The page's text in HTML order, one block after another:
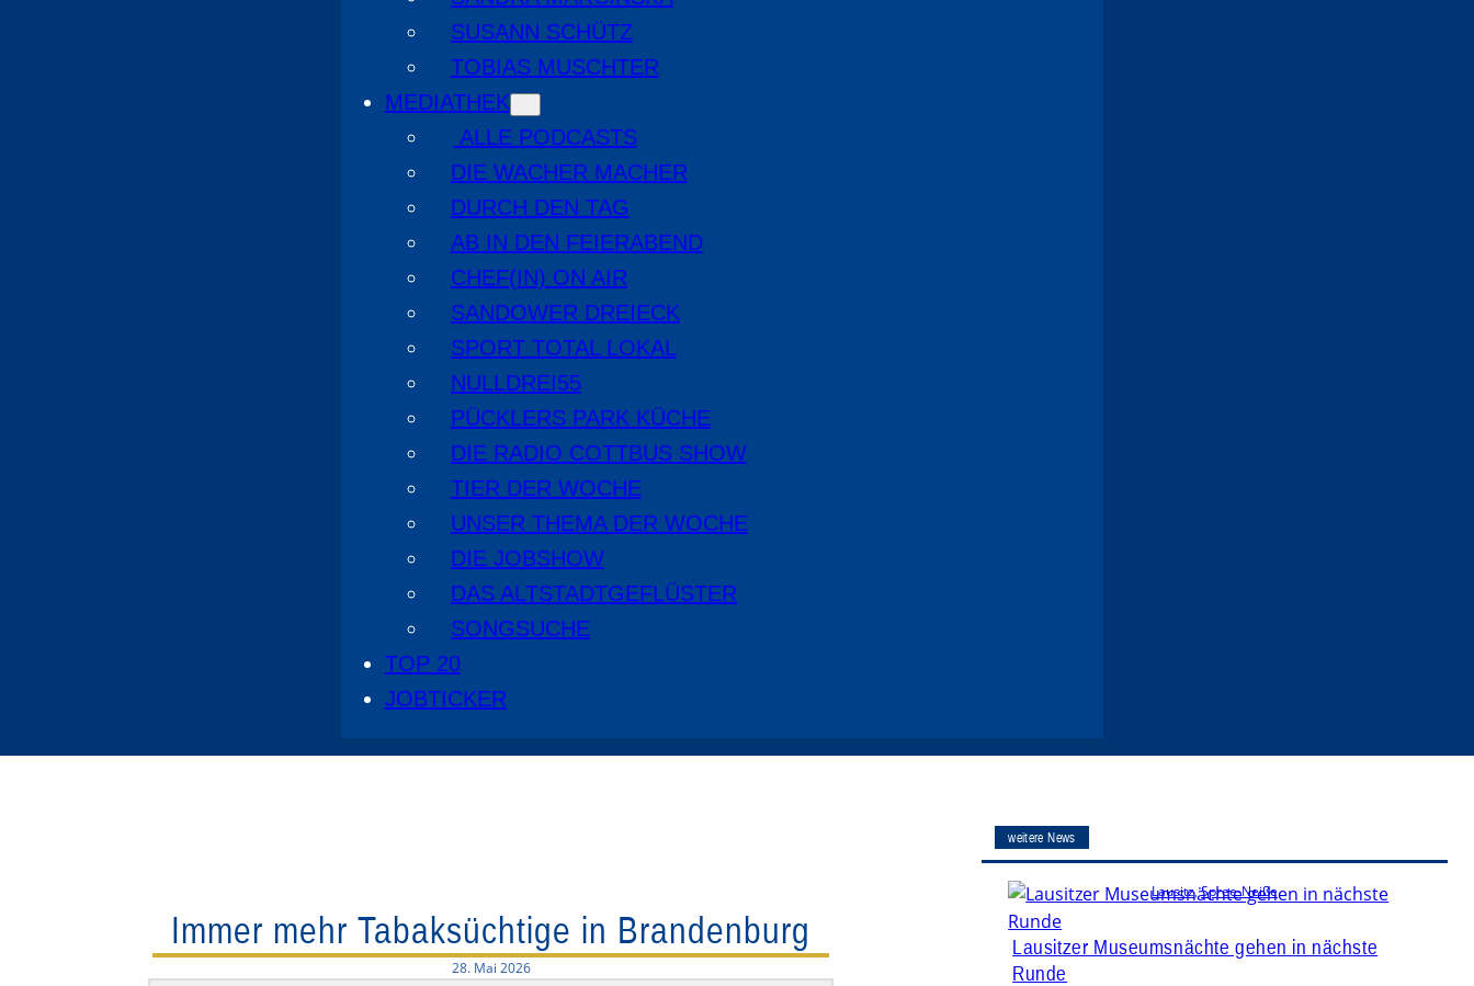
SUSANN SCHÜTZ
TOBIAS MUSCHTER
MEDIATHEK
ALLE PODCASTS
DIE WACHER MACHER
DURCH DEN TAG
AB IN DEN FEIERABEND
CHEF(IN) ON AIR
SANDOWER DREIECK
SPORT TOTAL LOKAL
NULLDREI55
PÜCKLERS PARK KÜCHE
DIE RADIO COTTBUS SHOW
TIER DER WOCHE
UNSER THEMA DER WOCHE
DIE JOBSHOW
DAS ALTSTADTGEFLÜSTER
SONGSUCHE
TOP 20
JOBTICKER
Immer mehr Tabaksüchtige in Brandenburg
28. Mai 2026
weitere News
Lausitz, Spree-Neiße
Lausitzer Museumsnächte gehen in nächste
Runde